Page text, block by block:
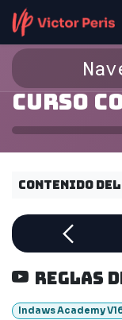
Ir al
Contenido
Reglas
Indaws Academy